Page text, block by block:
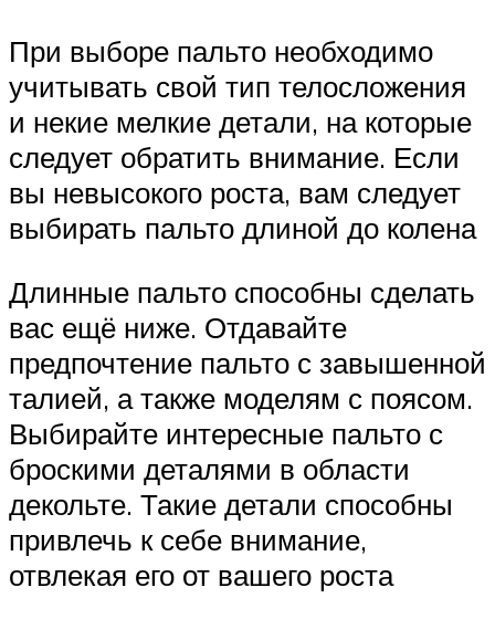
При выборе пальто необходимо
учитывать свой тип телосложения
и некие мелкие детали, на которые
следует обратить внимание. Если
вы невысокого роста, вам следует
выбирать пальто длиной до колена
Длинные пальто способны сделать
вас ещё ниже. Отдавайте
предпочтение пальто с завышенной
талией, а также моделям с поясом.
Выбирайте интересные пальто с
броскими деталями в области
декольте. Такие детали способны
привлечь к себе внимание,
отвлекая его от вашего роста